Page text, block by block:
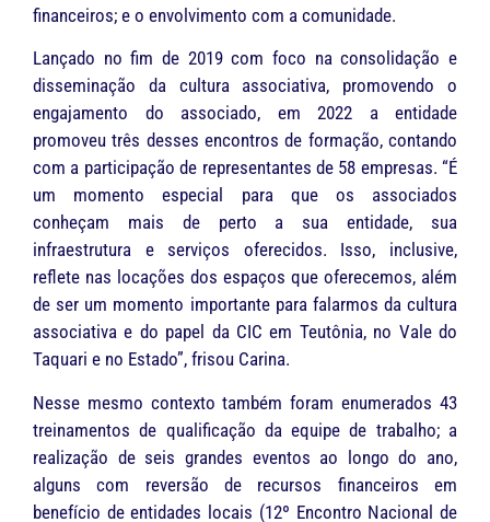
financeiros; e o envolvimento com a comunidade.
Lançado no fim de 2019 com foco na consolidação e
disseminação da cultura associativa, promovendo o
engajamento do associado, em 2022 a entidade
promoveu três desses encontros de formação, contando
com a participação de representantes de 58 empresas. “É
um momento especial para que os associados
conheçam mais de perto a sua entidade, sua
infraestrutura e serviços oferecidos. Isso, inclusive,
reflete nas locações dos espaços que oferecemos, além
de ser um momento importante para falarmos da cultura
associativa e do papel da CIC em Teutônia, no Vale do
Taquari e no Estado”, frisou Carina.
Nesse mesmo contexto também foram enumerados 43
treinamentos de qualificação da equipe de trabalho; a
realização de seis grandes eventos ao longo do ano,
alguns com reversão de recursos financeiros em
benefício de entidades locais (12º Encontro Nacional de